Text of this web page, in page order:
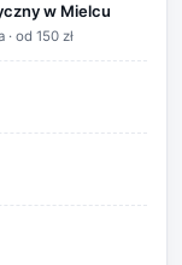
w Mielcu
od 150 zł